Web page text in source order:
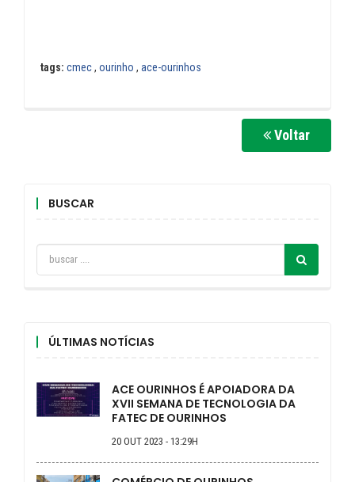
tags: cmec, ourinho , ace-ourinhos
Voltar
BUSCAR
ÚLTIMAS NOTÍCIAS
ACE OURINHOS É APOIADORA DA
XVII SEMANA DE TECNOLOGIA DA
FATEC DE OURINHOS
20 OUT 2023 - 13:29H